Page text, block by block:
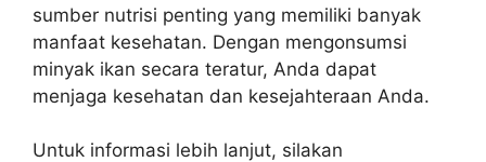
sumber nutrisi penting yang memiliki banyak
manfaat kesehatan. Dengan mengonsumsi
minyak ikan secara teratur, Anda dapat
menjaga kesehatan dan kesejahteraan Anda.
Untuk informasi lebih lanjut, silakan